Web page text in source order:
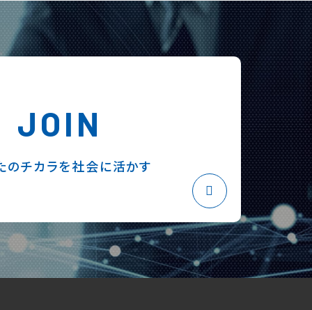
JOIN
のチカラを社会に活かす